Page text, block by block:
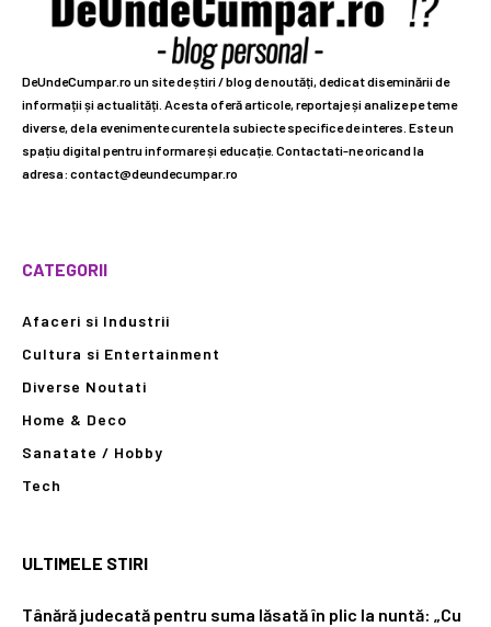
DeUndeCumpar.ro un site de știri / blog de noutăți, dedicat diseminării de
informații și actualități. Acesta oferă articole, reportaje și analize pe teme
diverse, de la evenimente curente la subiecte specifice de interes. Este un
spațiu digital pentru informare și educație. Contactati-ne oricand la
adresa: contact@deundecumpar.ro
CATEGORII
Afaceri si Industrii
Cultura si Entertainment
Diverse Noutati
Home & Deco
Sanatate / Hobby
Tech
ULTIMELE STIRI
Tânără judecată pentru suma lăsată în plic la nuntă: „Cu